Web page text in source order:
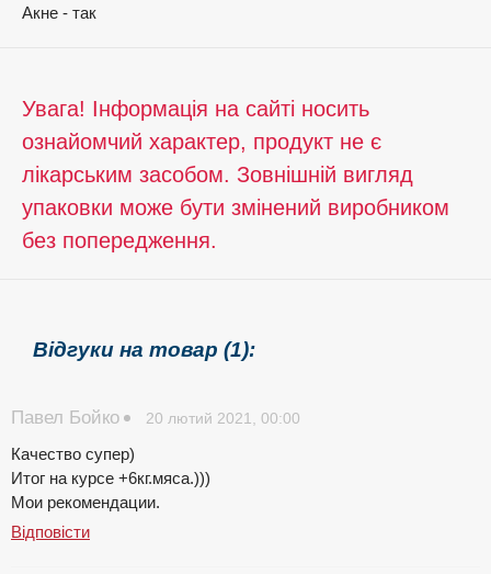
Акне - так
Увага! Інформація на сайті носить
ознайомчий характер, продукт не є
лікарським засобом. Зовнішній вигляд
упаковки може бути змінений виробником
без попередження.
Відгуки на товар (1):
Павел Бойко 20 лютий 2021, 00:00
Качество супер)
Итог на курсе +6кг.мяса.)))
Мои рекомендации.
Відповісти